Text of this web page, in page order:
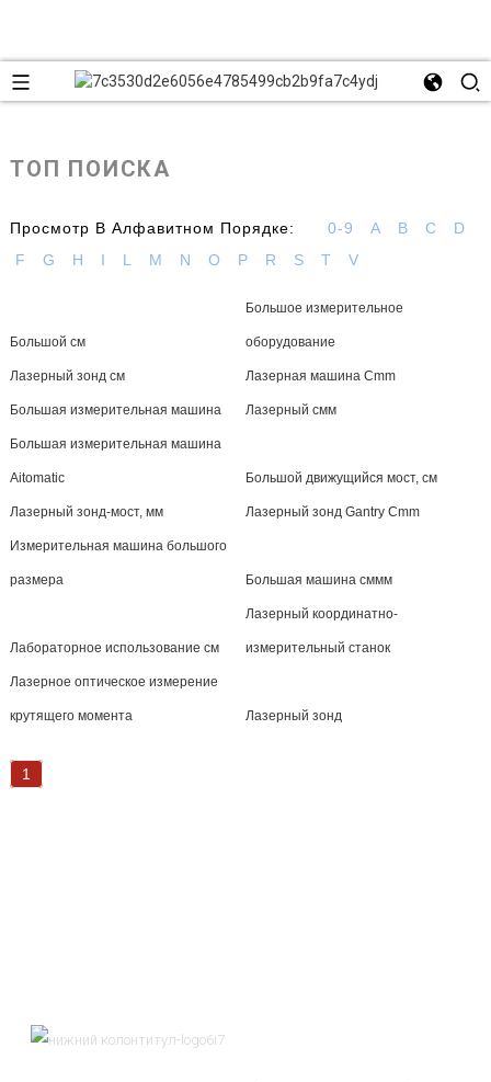
ТОП ПОИСКА
Просмотр В Алфавитном Порядке: 0-9 A B C
D
F
G H I L M N O P R S T V
Большой см
Большое измерительное
оборудование
Лазерный зонд см Лазерная машина Cmm
Большая измерительная машина Лазерный смм
Большая измерительная машина
Aitomatic Большой движущийся мост, см
Лазерный зонд-мост, мм Лазерный зонд Gantry Cmm
Измерительная машина большого
размера Большая машина сммм
Лабораторное использование см
Лазерный координатно-
измерительный станок
Лазерное оптическое измерение
крутящего момента Лазерный зонд
1